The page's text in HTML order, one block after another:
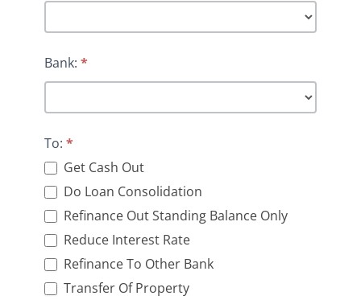
Bank: *
To: *
Get Cash Out
Do Loan Consolidation
Refinance Out Standing Balance Only
Reduce Interest Rate
Refinance To Other Bank
Transfer Of Property